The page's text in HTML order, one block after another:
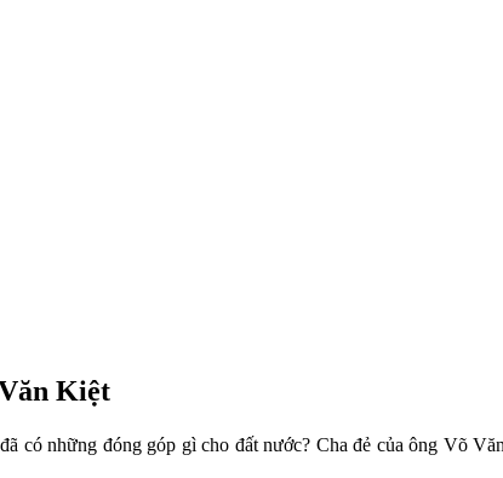
Kiệt
có những đóng góp gì cho đất nước? Cha đẻ của ông Võ